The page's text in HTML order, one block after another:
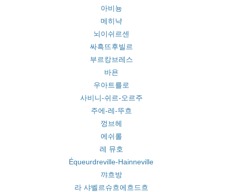
아비뇽
메히냑
뇌이쉬르센
싸흑뜨후빌르
부르캉브레스
바욘
우아트를로
사비니-쉬르-오르주
주에-레-뚜흐
껑브헤
에쉬롤
레 뮤호
Équeurdreville-Hainneville
꺄흐방
라 샤벨르슈흐에흐드흐